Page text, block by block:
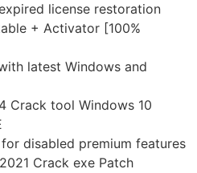
license restoration
+ Activator [100%
latest Windows and
Crack tool Windows 10
disabled premium features
Crack exe Patch